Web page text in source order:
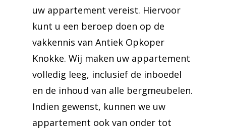
uw appartement vereist. Hiervoor
kunt u een beroep doen op de
vakkennis van Antiek Opkoper
Knokke. Wij maken uw appartement
volledig leeg, inclusief de inboedel
en de inhoud van alle bergmeubelen.
Indien gewenst, kunnen we uw
appartement ook van onder tot